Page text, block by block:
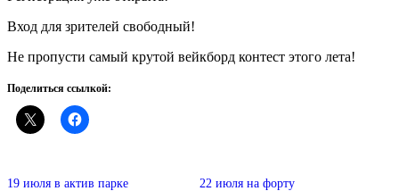
Вход для зрителей свободный!
Не пропусти самый крутой вейкборд контест этого лета!
Поделиться ссылкой:
19 июля в актив парке
22 июля на форту